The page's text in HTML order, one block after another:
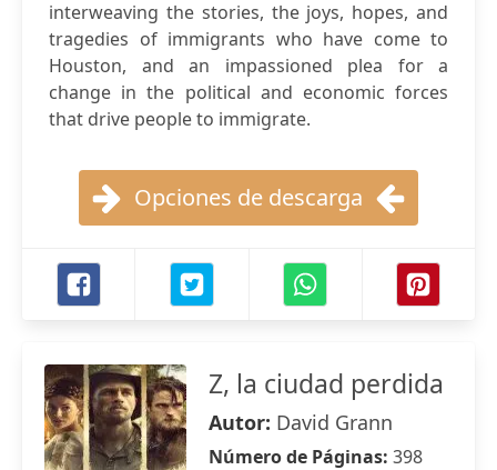
interweaving the stories, the joys, hopes, and
tragedies of immigrants who have come to
Houston, and an impassioned plea for a
change in the political and economic forces
that drive people to immigrate.
Opciones de descarga
Z, la ciudad perdida
Autor: David Grann
Número de Páginas: 398